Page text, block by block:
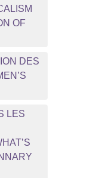
OF
DES
LES